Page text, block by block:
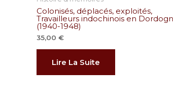
Colonisés, déplacés, exploités,
Travailleurs indochinois en
(1940-1948)
35,00 €
Lire La Suite